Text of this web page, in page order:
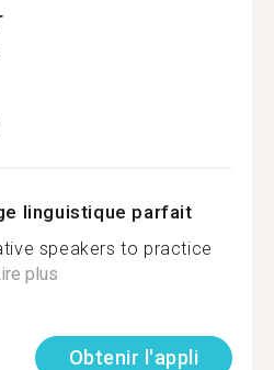
linguistique parfait
speakers to practice
plus
Obtenir l'appli